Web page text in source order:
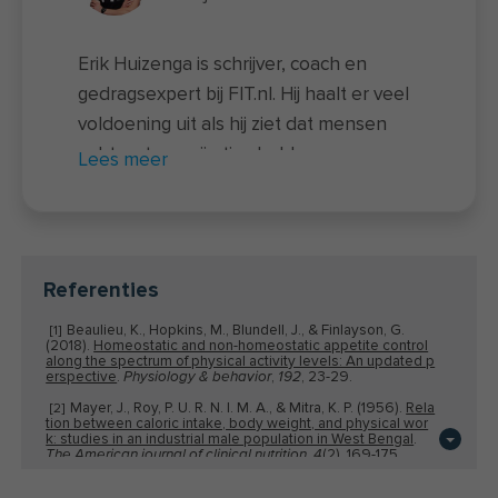
Erik Huizenga is schrijver, coach en
gedragsexpert bij FIT.nl. Hij haalt er veel
voldoening uit als hij ziet dat mensen
echt wat aan zijn tips hebben en
wielrennen, hardlopen en fitness. Naast
al deze uitsloverij leest hij geregeld een
boek of komt hij op een festival met
BSc. Sociologie. Universiteit van
Groningen & gecertificeerd Smartsize
Lees meer
Referenties
[1] Beaulieu, K., Hopkins, M., Blundell, J., & Finlayson, G.
(2018). Homeostatic and non-homeostatic appetite control
along the spectrum of physical activity levels: An updated p
erspective.Physiology & behavior, 192, 23-29.
[2] Mayer, J., Roy, P. U. R. N. I. M. A., & Mitra, K. P. (1956). Rela
tion between caloric intake, body weight, and physical wor
k: studies in an industrial male population in West Bengal.
The American journal of clinical nutrition ,4(2), 169-175.